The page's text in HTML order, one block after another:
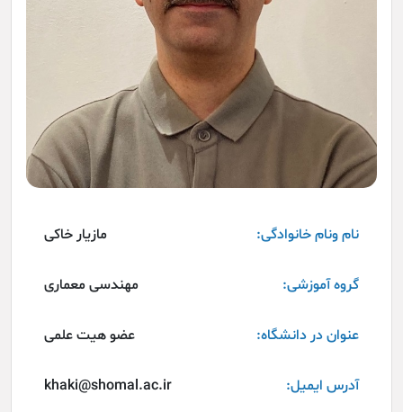
نام ونام خانوادگی: مازیار خاکی
گروه آموزشی: مهندسی معماری
عنوان در دانشگاه: عضو هیت علمی
آدرس ایمیل: khaki@shomal.ac.ir